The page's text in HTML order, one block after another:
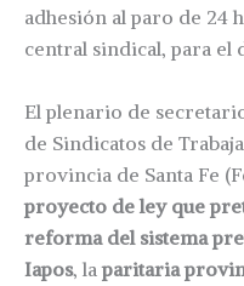
adhesión al paro de 24
central sindical, para el
El plenario de
de Sindicatos de
provincia de Santa Fe
proyecto de ley que
reforma del sistema
Iapos, laparitaria